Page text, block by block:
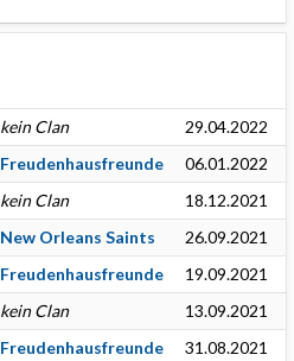
kein Clan
29.04.2022
Freudenhausfreunde
06.01.2022
kein Clan
18.12.2021
New Orleans Saints
26.09.2021
Freudenhausfreunde
19.09.2021
kein Clan
13.09.2021
Freudenhausfreunde 31.08.2021